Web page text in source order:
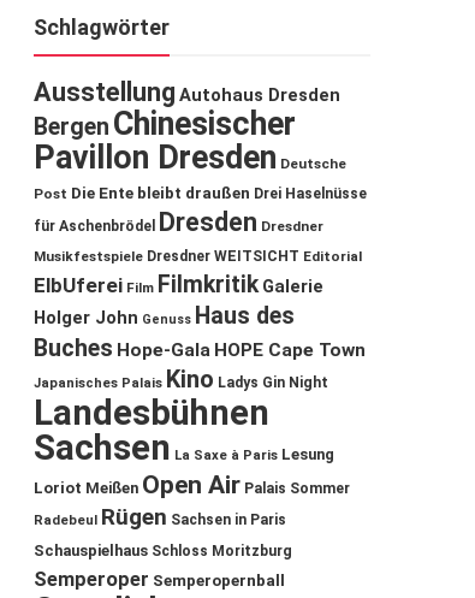
Schlagwörter
Ausstellung Autohaus Dresden
Bergen Chinesischer
Pavillon Dresden Deutsche
Post Die Ente bleibt draußen Drei Haselnüsse
für Aschenbrödel
Dresden Dresdner
Musikfestspiele Dresdner WEITSICHT Editorial
ElbUferei Film Filmkritik Galerie
Holger John Genuss Haus des
Buches Hope-Gala HOPE Cape Town
Japanisches Palais Kino Ladys Gin Night
Landesbühnen
Sachsen La Saxe à Paris Lesung
Loriot Meißen Open Air Palais Sommer
Radebeul Rügen Sachsen in Paris
Schauspielhaus Schloss Moritzburg
Semperoper Semperopernball